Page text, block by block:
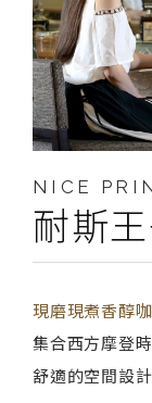
NICE
耐斯
現磨現煮香醇
集合西方摩登
舒適的空間設計